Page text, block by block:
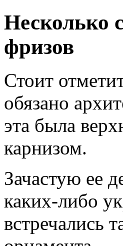
Несколько
фризов
Стоит
обязано
эта была
карнизом.
Зачастую ее
каких-либо
встречались